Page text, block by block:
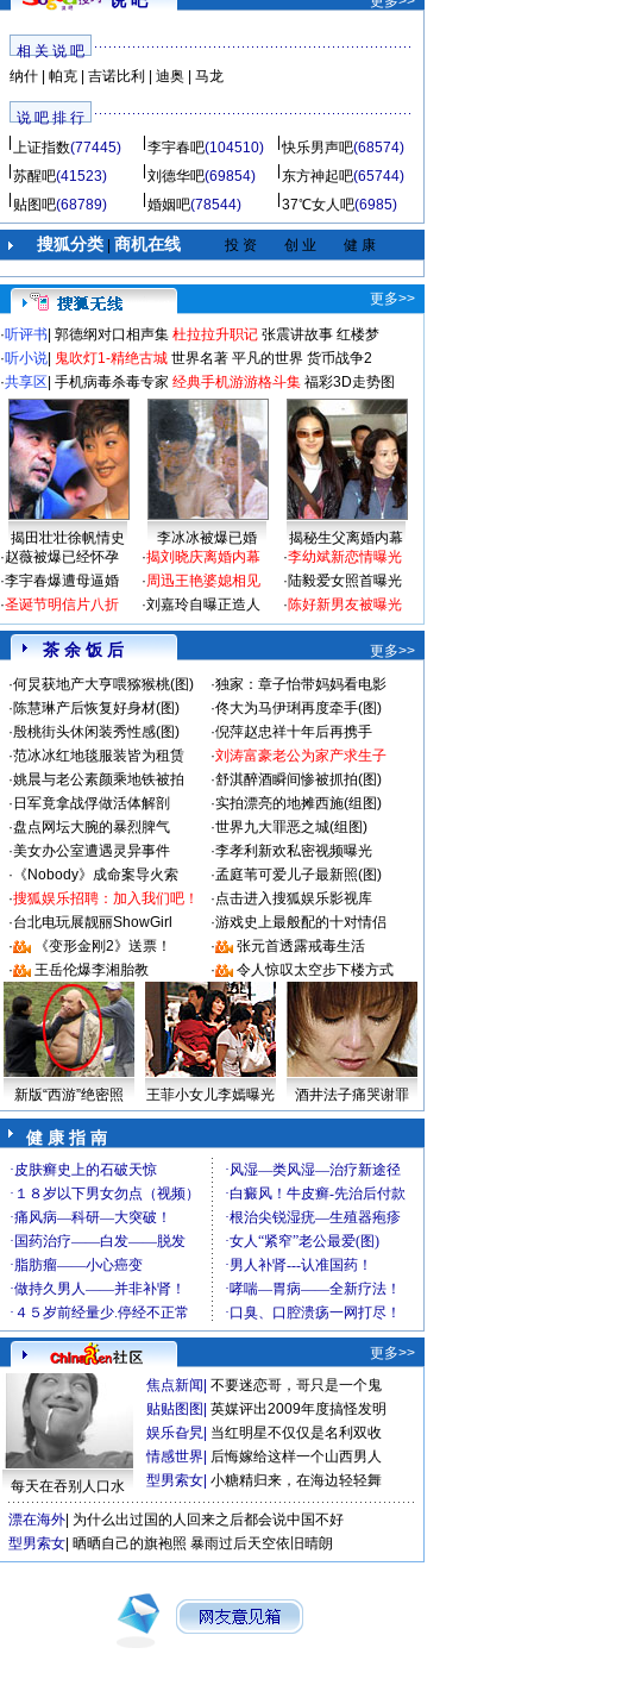
相 关 说 吧
纳什| 帕克| 吉诺比利 迪奥| 马龙
说 吧 排 行
上证指数(77445) 李宇春吧(104510) 快乐男声吧(68574)
苏醒吧(41523) 刘德华吧(69854) 东方神起吧(65744)
贴图吧(68789) 婚姻吧(78544) 37℃女人吧(6985)
搜狐分类| 商机在线 投 资 创 业 健 康
更多>>
·听评书 郭德纲对口相声集 杜拉拉升职记 张震讲故事 红楼梦
·听小说 鬼吹灯1-精绝古城 世界名著 平凡的世界 货币战争2
·共享区 手机病毒杀毒专家 经典手机游游格斗集 福彩3D走势图
揭田壮壮徐帆情史 李冰冰被爆已婚
揭秘生父离婚内幕
·赵薇被爆已经怀孕
·李宇春爆遭母逼婚
·圣诞节明信片八折
·揭刘晓庆离婚内幕
·周迅王艳婆媳相见
·刘嘉玲自曝正造人
·李幼斌新恋情曝光
·陆毅爱女照首曝光
·陈好新男友被曝光
茶 余 饭 后
更多>>
·何炅获地产大亨喂猕猴桃(图) ·独家：章子怡带妈妈看电影
·陈慧琳产后恢复好身材(图) ·佟大为马伊琍再度牵手(图)
·殷桃街头休闲装秀性感(图) ·倪萍赵忠祥十年后再携手
·范冰冰红地毯服装皆为租赁 ·刘涛富豪老公为家产求生子
·姚晨与老公素颜乘地铁被拍 ·舒淇醉酒瞬间惨被抓拍(图)
· 日军竟拿战俘做活体解剖 ·实拍漂亮的地摊西施(组图)
·盘点网坛大腕的暴烈脾气 ·世界九大罪恶之城(组图)
·美女办公室遭遇灵异事件 ·李孝利新欢私密视频曝光
· 《Nobody》成命案导火索 ·孟庭苇可爱儿子最新照(图)
·搜狐娱乐招聘：加入我们吧！ ·点击进入搜狐娱乐影视库
·台北电玩展靓丽ShowGirl ·游戏史上最般配的十对情侣
·
《变形金刚2》送票！ ·
张元首透露戒毒生活
·
王岳伦爆李湘胎教 · 令人惊叹太空步下楼方式
新版“西游”绝密照 王菲小女儿李嫣曝光 酒井法子痛哭谢罪
健 康 指 南
更多>>
每天在吞别人口水
焦点新闻 不要迷恋哥，哥只是一个鬼
贴贴图图 英媒评出2009年度搞怪发明
娱乐旮旯 当红明星不仅仅是名利双收
情感世界 后悔嫁给这样一个山西男人
型男索女 小糖精归来，在海边轻轻舞
漂在海外 为什么出过国的人回来之后都会说中国不好
型男索女 晒晒自己的旗袍照 暴雨过后天空依旧晴朗